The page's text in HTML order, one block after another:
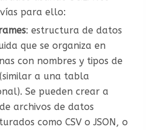
para ello:
: estructura de datos
que se organiza en
con nombres y tipos de
a una tabla
Se pueden crear a
archivos de datos
como CSV o JSON, o